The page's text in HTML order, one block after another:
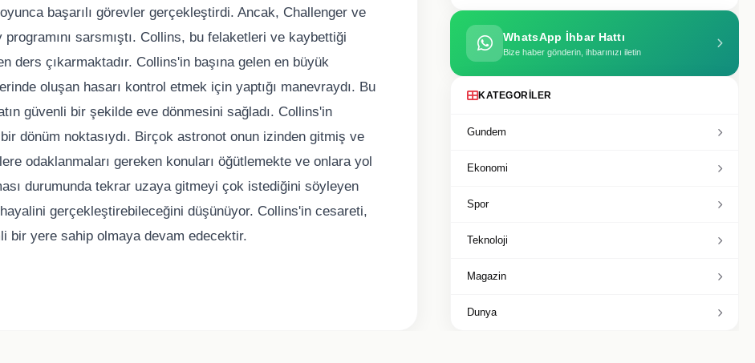
başarılı görevler gerçekleştirdi. Ancak, Challenger ve
sarsmıştı. Collins, bu felaketleri ve kaybettiği
ders çıkarmaktadır. Collins'in başına gelen en büyük
oluşan hasarı kontrol etmek için yaptığı manevraydı. Bu
güvenli bir şekilde eve dönmesini sağladı. Collins'in
dönüm noktasıydı. Birçok astronot onun izinden gitmiş ve
odaklanmaları gereken konuları öğütlemekte ve onlara yol
durumunda tekrar uzaya gitmeyi çok istediğini söyleyen
gerçekleştirebileceğini düşünüyor. Collins'in cesareti,
bir yere sahip olmaya devam edecektir.
WhatsApp İhbar Hattı
Bize haber gönderin, ihbarınızı iletin
KATEGORILER
Gundem
Ekonomi
Spor
Teknoloji
Magazin
Dunya